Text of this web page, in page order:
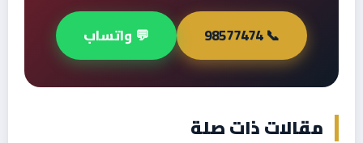
📞 98577474 💬 واتساب
مقالات ذات صلة